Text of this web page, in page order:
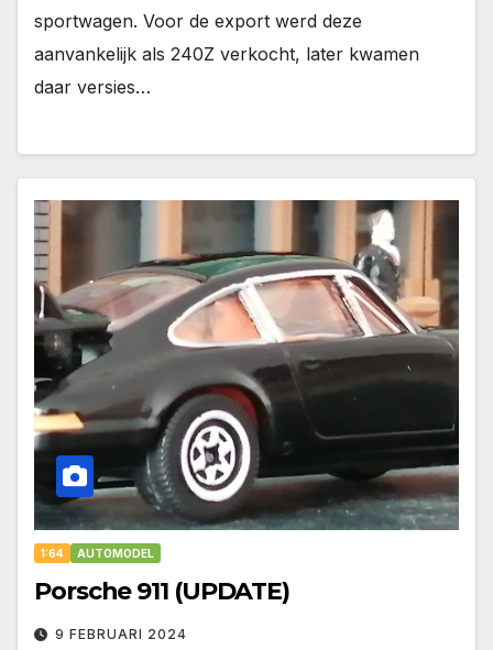
sportwagen. Voor de export werd deze
aanvankelijk als 240Z verkocht, later kwamen
daar versies…
1:64 AUTOMODEL
Porsche 911 (UPDATE)
9 FEBRUARI 2024